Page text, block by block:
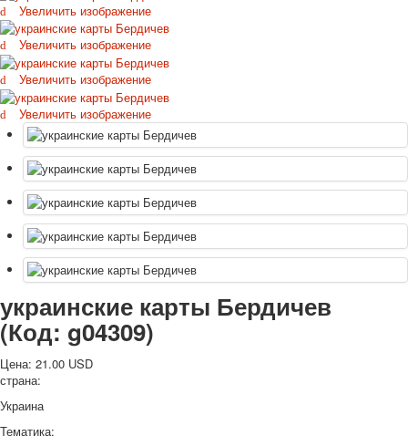
Новости
Новости карточных колод
Новости открыток
О сайте
Ссылки
Наше видео
доставка
Избранное
Увеличить изображение
Увеличить изображение
Увеличить изображение
Увеличить изображение
украинские карты Бердичев
(Код: g04309)
Цена: 21.00 USD
страна:
Украина
Тематика: